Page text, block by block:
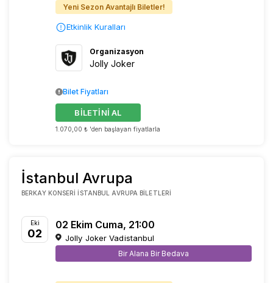
Yeni Sezon Avantajlı Biletler!
Etkinlik Kuralları
Organizasyon
Jolly Joker
1.070,00 ₺ 'den başlayan fiyatlarla
BİLETİNİ AL
Bilet Fiyatları
İstanbul Avrupa
BERKAY KONSERI İSTANBUL AVRUPA BILETLERI
Eki
02
02 Ekim Cuma, 21:00
Jolly Joker Vadistanbul
Bir Alana Bir Bedava